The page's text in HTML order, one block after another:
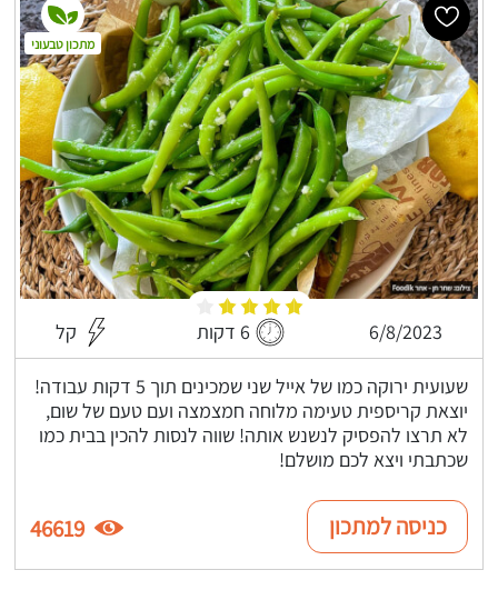
6/8/2023 6 דקות קל
שעועית ירוקה כמו של אייל שני שמכינים תוך 5 דקות עבודה!
יוצאת קריספית טעימה מלוחה חמצמצה ועם טעם של שום,
לא תרצו להפסיק לנשנש אותה! שווה לנסות להכין בבית כמו
שכתבתי ויצא לכם מושלם!
מתכון טבעוני
כניסה למתכון 46619